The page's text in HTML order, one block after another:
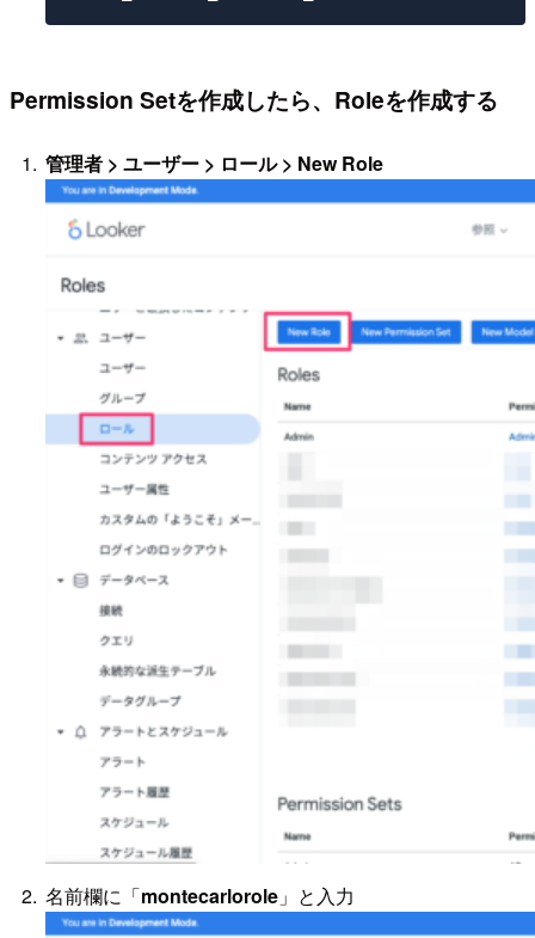
Permission Setを作成したら、Roleを作成する
管理者 > ユーザー > ロール > New Role
名前欄に「montecarlorole 」と入力